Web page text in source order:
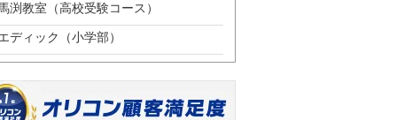
渕教室（高校受験コース）
ディック（小学部）